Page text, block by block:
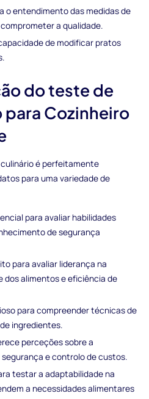
o entendimento das medidas de
a qualidade.
de modificar pratos
do teste de
Cozinheiro
é perfeitamente
para uma variedade de
para avaliar habilidades
de segurança
para avaliar liderança na
dos alimentos e eficiência de
para compreender técnicas de
ingredientes.
perceções sobre a
e controlo de custos.
testar a adaptabilidade na
a necessidades alimentares